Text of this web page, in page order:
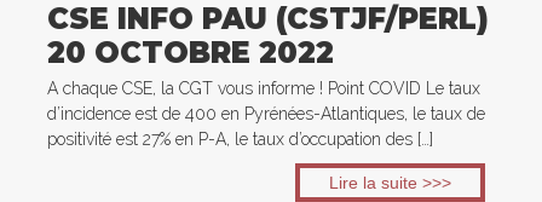
CSE INFO PAU (CSTJF/PERL)
20 OCTOBRE 2022
A chaque CSE, la CGT vous informe ! Point COVID Le taux
d’incidence est de 400 en Pyrénées-Atlantiques, le taux de
positivité est 27% en P-A, le taux d’occupation des […]
Lire la suite >>>